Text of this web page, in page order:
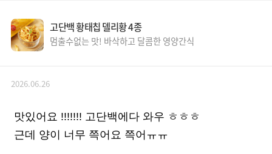
고단백 황태칩 델리황 4종
멈출수없는 맛! 바삭하고 달콤한 영양간식
2026.06.26
맛있어요 !!!!!!! 고단백에다 와우 ㅎㅎㅎ
근데 양이 너무 쯕어요 쯕어ㅠㅠ